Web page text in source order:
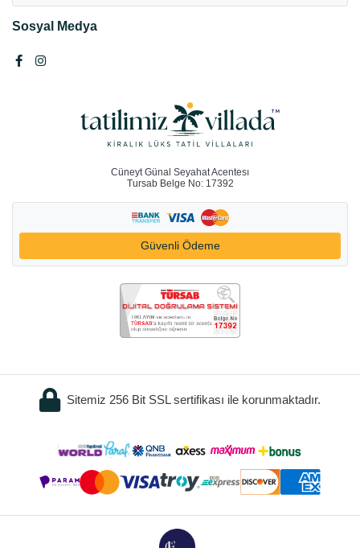
Sosyal Medya
Cüneyt Günal Seyahat Acentesı
Tursab Belge No: 17392
Güvenli Ödeme
Sitemiz 256 Bit SSL sertifikası ile korunmaktadır.